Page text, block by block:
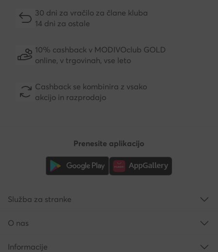
30 dni za vračilo za člane kluba
14 dni za ostale
10% cashback v MODIVOclub GOLD
online, v trgovinah, vse leto
Cashback se kombinira z vsako
akcijo in razprodajo
Prenesite aplikacijo
Služba za stranke
O nas
Informacije